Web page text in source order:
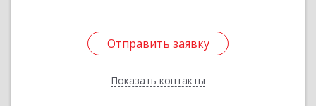
Отправить заявку
Показать контакты
Отправить заявку
Назад